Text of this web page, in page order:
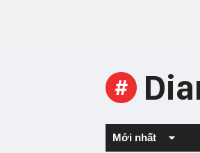
#
Mới nhất